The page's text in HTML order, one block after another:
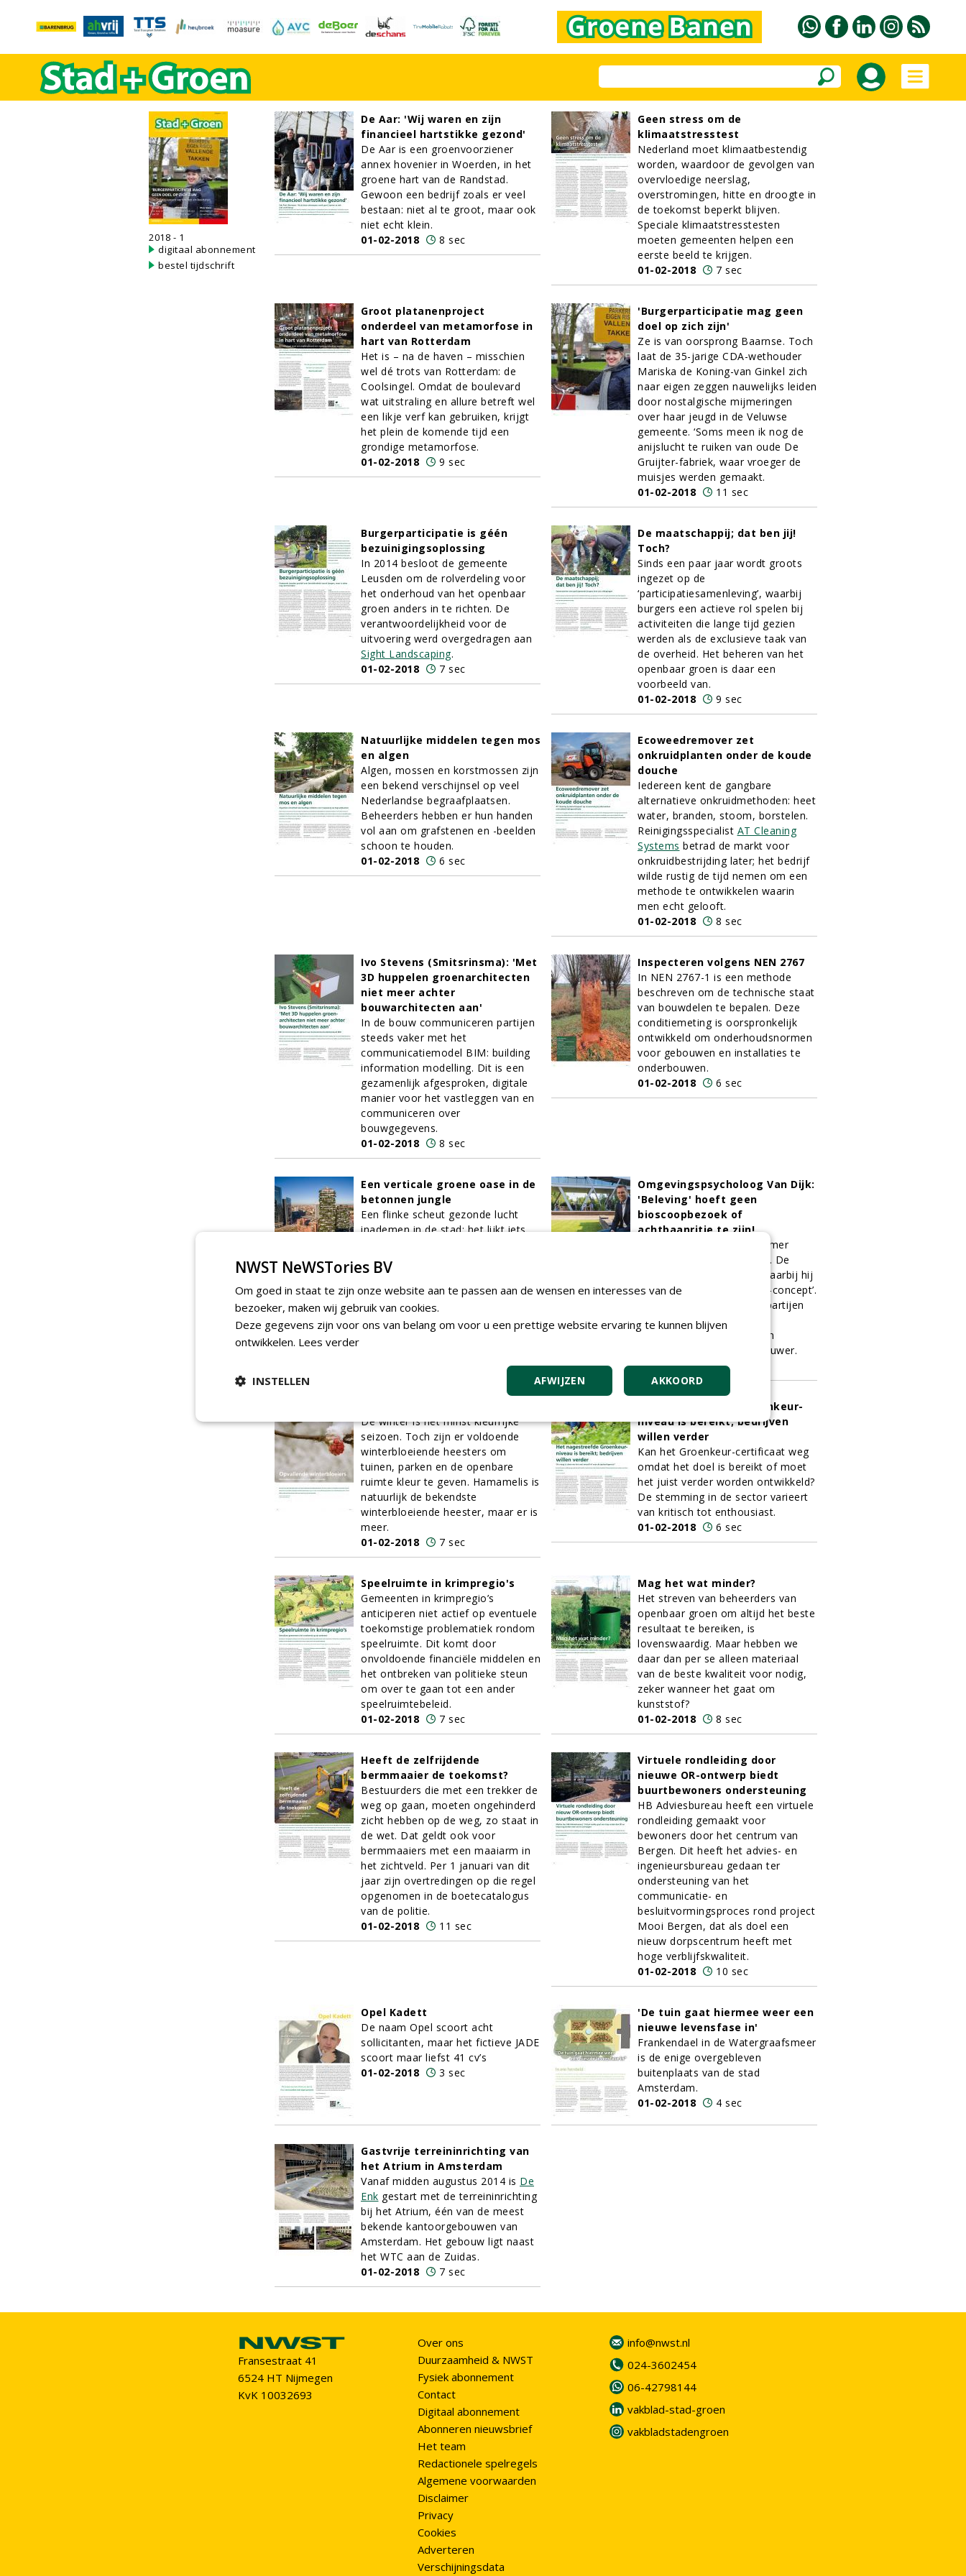
2018 - 1
digitaal abonnement
bestel tijdschrift
De Aar: 'Wij waren en zijn
financieel hartstikke gezond'
De Aar is een groenvoorziener
annex hovenier in Woerden, in het
groene hart van de Randstad.
Gewoon een bedrijf zoals er veel
bestaan: niet al te groot, maar ook
niet echt klein.
01-02-2018
8 sec
Geen stress om de
klimaatstresstest
Nederland moet klimaatbestendig
worden, waardoor de gevolgen van
overvloedige neerslag,
overstromingen, hitte en droogte in
de toekomst beperkt blijven.
Speciale klimaatstresstesten
moeten gemeenten helpen een
eerste beeld te krijgen.
01-02-2018
7 sec
Groot platanenproject
onderdeel van metamorfose in
hart van Rotterdam
Het is – na de haven – misschien
wel dé trots van Rotterdam: de
Coolsingel. Omdat de boulevard
wat uitstraling en allure betreft wel
een likje verf kan gebruiken, krijgt
het plein de komende tijd een
grondige metamorfose.
01-02-2018
9 sec
'Burgerparticipatie mag geen
doel op zich zijn'
Ze is van oorsprong Baarnse. Toch
laat de 35-jarige CDA-wethouder
Mariska de Koning-van Ginkel zich
naar eigen zeggen nauwelijks leiden
door nostalgische mijmeringen
over haar jeugd in de Veluwse
gemeente. ‘Soms meen ik nog de
anijslucht te ruiken van oude De
Gruijter-fabriek, waar vroeger de
muisjes werden gemaakt.
01-02-2018
11 sec
Burgerparticipatie is géén
bezuinigingsoplossing
In 2014 besloot de gemeente
Leusden om de rolverdeling voor
het onderhoud van het openbaar
groen anders in te richten. De
verantwoordelijkheid voor de
uitvoering werd overgedragen aan
Sight Landscaping.
01-02-2018
7 sec
De maatschappij; dat ben jij!
Toch?
Sinds een paar jaar wordt groots
ingezet op de
‘participatiesamenleving’, waarbij
burgers een actieve rol spelen bij
activiteiten die lange tijd gezien
werden als de exclusieve taak van
de overheid. Het beheren van het
openbaar groen is daar een
voorbeeld van.
01-02-2018
9 sec
Natuurlijke middelen tegen mos
en algen
Algen, mossen en korstmossen zijn
een bekend verschijnsel op veel
Nederlandse begraafplaatsen.
Beheerders hebben er hun handen
vol aan om grafstenen en -beelden
schoon te houden.
01-02-2018
6 sec
Ecoweedremover zet
onkruidplanten onder de koude
douche
Iedereen kent de gangbare
alternatieve onkruidmethoden: heet
water, branden, stoom, borstelen.
Reinigingsspecialist AT Cleaning
Systems betrad de markt voor
onkruidbestrijding later; het bedrijf
wilde rustig de tijd nemen om een
methode te ontwikkelen waarin
men echt gelooft.
01-02-2018
8 sec
Ivo Stevens (Smitsrinsma): 'Met
3D huppelen groenarchitecten
niet meer achter
bouwarchitecten aan'
In de bouw communiceren partijen
steeds vaker met het
communicatiemodel BIM: building
information modelling. Dit is een
gezamenlijk afgesproken, digitale
manier voor het vastleggen van en
communiceren over
bouwgegevens.
01-02-2018
8 sec
Inspecteren volgens NEN 2767
In NEN 2767-1 is een methode
beschreven om de technische staat
van bouwdelen te bepalen. Deze
conditiemeting is oorspronkelijk
ontwikkeld om onderhoudsnormen
voor gebouwen en installaties te
onderbouwen.
01-02-2018
6 sec
Een verticale groene oase in de
betonnen jungle
Een flinke scheut gezonde lucht
inademen in de stad: het lijkt iets
luchtkwaliteit van veel grote steden
wordt vandaag de dag immers
gedomineerd door een giftige mix
van smog en fijnstof.
01-02-2018
8 sec
Omgevingspsycholoog Van Dijk:
'Beleving' hoeft geen
bioscoopbezoek of
achtbaanritje te zijn!
Innovatie is groenondernemer
Douwe Snoek niet vreemd. De
meest recente denktank waarbij hij
zich aansloot, is het ‘Kluer-concept’.
In deze denktank trekken partijen
samen op: een
omgevingspsycholoog, een
groenaannemer en een bouwer.
01-02-2018
8 sec
De winter is het minst kleurrijke
seizoen. Toch zijn er voldoende
winterbloeiende heesters om
tuinen, parken en de openbare
ruimte kleur te geven. Hamamelis is
natuurlijk de bekendste
winterbloeiende heester, maar er is
meer.
01-02-2018
7 sec
Het nagestreefde Groenkeur-
niveau is bereikt; bedrijven
willen verder
Kan het Groenkeur-certificaat weg
omdat het doel is bereikt of moet
het juist verder worden ontwikkeld?
De stemming in de sector varieert
van kritisch tot enthousiast.
01-02-2018
6 sec
Speelruimte in krimpregio's
Gemeenten in krimpregio’s
anticiperen niet actief op eventuele
toekomstige problematiek rondom
speelruimte. Dit komt door
onvoldoende financiële middelen en
het ontbreken van politieke steun
om over te gaan tot een ander
speelruimtebeleid.
01-02-2018
7 sec
Mag het wat minder?
Het streven van beheerders van
openbaar groen om altijd het beste
resultaat te bereiken, is
lovenswaardig. Maar hebben we
daar dan per se alleen materiaal
van de beste kwaliteit voor nodig,
zeker wanneer het gaat om
kunststof?
01-02-2018
8 sec
Heeft de zelfrijdende
bermmaaier de toekomst?
Bestuurders die met een trekker de
weg op gaan, moeten ongehinderd
zicht hebben op de weg, zo staat in
de wet. Dat geldt ook voor
bermmaaiers met een maaiarm in
het zichtveld. Per 1 januari van dit
jaar zijn overtredingen op die regel
opgenomen in de boetecatalogus
van de politie.
01-02-2018
11 sec
Virtuele rondleiding door
nieuwe OR-ontwerp biedt
buurtbewoners ondersteuning
HB Adviesbureau heeft een virtuele
rondleiding gemaakt voor
bewoners door het centrum van
Bergen. Dit heeft het advies- en
ingenieursbureau gedaan ter
ondersteuning van het
communicatie- en
besluitvormingsproces rond project
Mooi Bergen, dat als doel een
nieuw dorpscentrum heeft met
hoge verblijfskwaliteit.
01-02-2018
10 sec
Opel Kadett
De naam Opel scoort acht
sollicitanten, maar het fictieve JADE
scoort maar liefst 41 cv’s
01-02-2018
3 sec
'De tuin gaat hiermee weer een
nieuwe levensfase in'
Frankendael in de Watergraafsmeer
is de enige overgebleven
buitenplaats van de stad
Amsterdam.
01-02-2018
4 sec
Gastvrije terreininrichting van
het Atrium in Amsterdam
Vanaf midden augustus 2014 is De
Enk gestart met de terreininrichting
bij het Atrium, één van de meest
bekende kantoorgebouwen van
Amsterdam. Het gebouw ligt naast
het WTC aan de Zuidas.
01-02-2018
7 sec
Fransestraat 41
6524 HT Nijmegen
KvK 10032693
Over ons
Duurzaamheid & NWST
Fysiek abonnement
Contact
Digitaal abonnement
Abonneren nieuwsbrief
Het team
Redactionele spelregels
Algemene voorwaarden
Disclaimer
Privacy
Cookies
Adverteren
Verschijningsdata
info@nwst.nl
024-3602454
06-42798144
vakblad-stad-groen
vakbladstadengroen
NWST NeWSTories BV
Om goed in staat te zijn onze website aan te passen aan de wensen en interesses van de
bezoeker, maken wij gebruik van cookies.
Deze gegevens zijn voor ons van belang om voor u een prettige website ervaring te kunnen blijven
ontwikkelen. Lees verder
AKKOORD
AFWIJZEN
INSTELLEN